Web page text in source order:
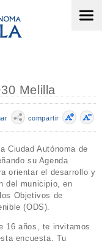
Melilla
compartir
Ciudad Autónoma de
su Agenda
orientar el desarrollo y
del municipio, en
Objetivos de
(ODS).
16 años, te invitamos
encuesta. Tu